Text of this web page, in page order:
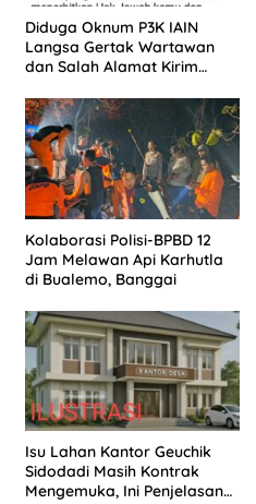
Diduga Oknum P3K IAIN
Langsa Gertak Wartawan
dan Salah Alamat Kirim
Kolaborasi Polisi-BPBD 12
Jam Melawan Api Karhutla
di Bualemo, Banggai
Isu Lahan Kantor Geuchik
Sidodadi Masih Kontrak
Mengemuka, Ini Penjelasan